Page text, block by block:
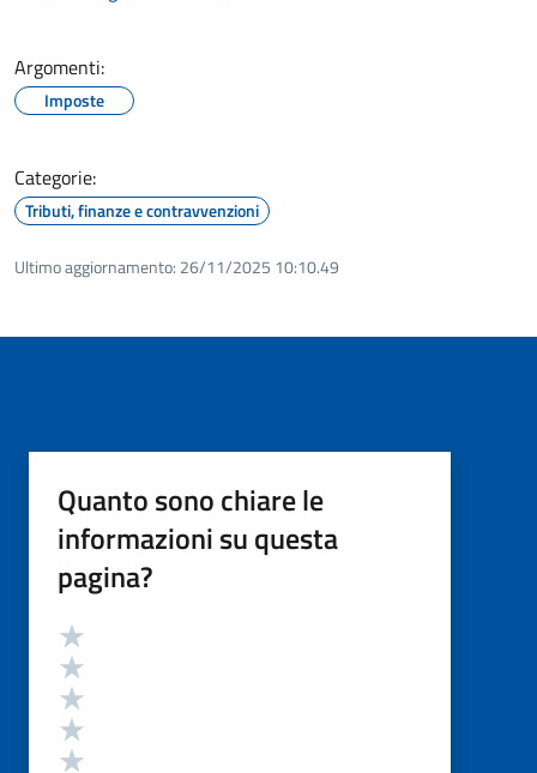
Argomenti:
Imposte
Categorie:
Tributi, finanze e contravvenzioni
Ultimo aggiornamento: 26/11/2025 10:10.49
Quanto sono chiare le
informazioni su questa
pagina?
Valutazione